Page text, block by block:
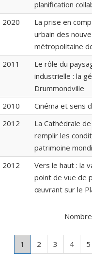
planification
2020
La prise en
urbain des
métropolitaine
2011
Le rôle du
industrielle : la
Drummondville
2010
Cinéma et sens
2012
La Cathédrale
remplir les
patrimoine
2012
Vers le haut : la
point de vue de
œuvrant sur le
Page
1
Page
Page
2 Page
3 Page
4 5